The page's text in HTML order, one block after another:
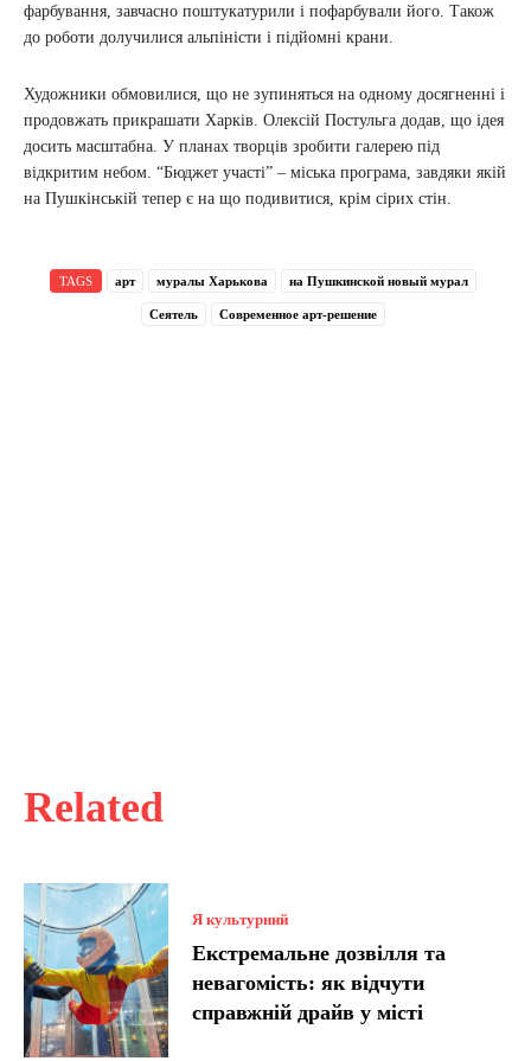
Related
Я культурний
Екстремальне дозвілля та
невагомість: як відчути
справжній драйв у місті
фарбування, завчасно поштукатурили і пофарбували його. Також
до роботи долучилися альпіністи і підйомні крани.
Художники обмовилися, що не зупиняться на одному досягненні і
продовжать прикрашати Харків. Олексій Постульга додав, що ідея
досить масштабна. У планах творців зробити галерею під
відкритим небом. “Бюджет участі” – міська програма, завдяки якій
на Пушкінській тепер є на що подивитися, крім сірих стін.
TAGS арт муралы Харькова на Пушкинской новый мурал
Сеятель Современное арт-решение